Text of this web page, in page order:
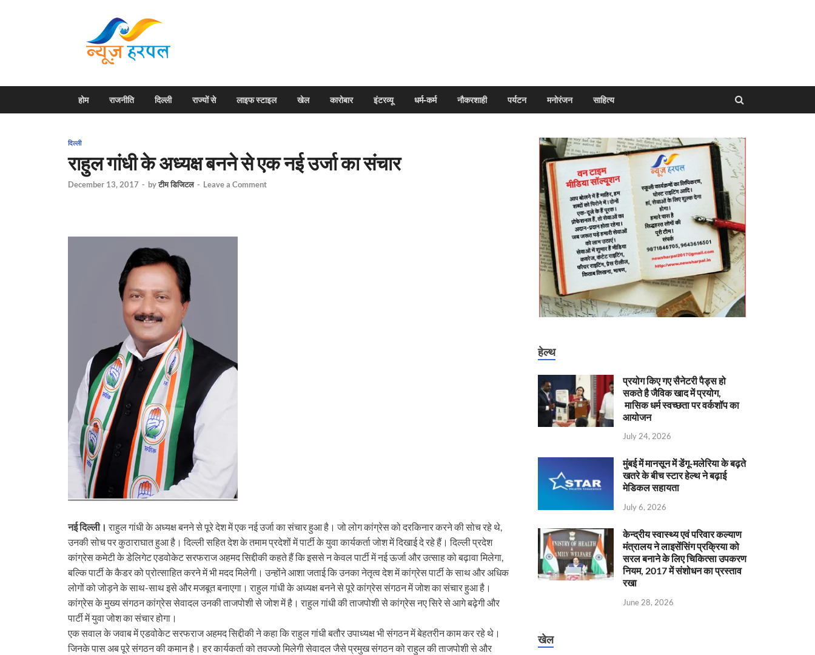
होम राजनीति दिल्ली राज्यों से लाइफ स्टाइल खेल कारोबार इंटरव्यू धर्म-कर्म नौकरशाही पर्यटन मनोरंजन साहित्य
दिल्ली
राहुल गांधी के अध्यक्ष बनने से एक नई उर्जा का संचार
December 13, 2017 - byटीम डिजिटल - Leave a Comment
नई दिल्ली। राहुल गांधी के अध्यक्ष बनने से पूरे देश में एक नई उर्जा का संचार हुआ है। जो लोग कांग्रेस को दरकिनार करने की सोच रहे थे,
उनकी सोच पर कुठाराघात हुआ है। दिल्ली सहित देश के तमाम प्रदेशों में पार्टी के युवा कार्यकर्ता जोश में दिखाई दे रहे हैं। दिल्ली प्रदेश
कांग्रेस कमेटी के डेलिगेट एडवोकेट सरफराज अहमद सिद्दीकी कहते हैं कि इससे न केवल पार्टी में नई ऊर्जा और उत्साह को बढ़ावा मिलेगा,
बल्कि पार्टी के कैडर को प्रोत्साहित करने में भी मदद मिलेगी। उन्होंने आशा जताई कि उनका नेतृत्व देश में कांग्रेस पार्टी के साथ और अधिक
लोगों को जोड़ने के साथ-साथ इसे और मजबूत बनाएगा। राहुल गांधी के अध्यक्ष बनने से पूरे कांग्रेस संगठन में जोश का संचार हुआ है।
कांग्रेस के मुख्य संगठन कांग्रेस सेवादल उनकी ताजपोशी से जोश में है। राहुल गांधी की ताजपोशी से कांग्रेस नए सिरे से आगे बढ़ेगी और
पार्टी में युवा जोश का संचार होगा।
एक सवाल के जवाब में एडवोकेट सरफराज अहमद सिद्दीकी ने कहा कि राहुल गांधी बतौर उपाध्यक्ष भी संगठन में बेहतरीन काम कर रहे थे।
जिनके पास अब पूरे संगठन की कमान है। हर कार्यकर्ता को तवज्जो मिलेगी सेवादल जैसे प्रमुख संगठन को राहुल की ताजपोशी से और
हेल्थ
प्रयोग किए गए सैनेटरी पैड्स हो
सकते है जैविक खाद में प्रयोग,
मासिक धर्म स्वच्छता पर वर्कशॉप का
आयोजन
July 24, 2026
मुंबई में मानसून में डेंगू-मलेरिया के बढ़ते
खतरे के बीच स्टार हेल्थ ने बढ़ाई
मेडिकल सहायता
July 6, 2026
केन्‍द्रीय स्वास्थ्य एवं परिवार कल्याण
मंत्रालय ने लाइसेंसिंग प्रक्रिया को
सरल बनाने के लिए चिकित्सा उपकरण
नियम, 2017 में संशोधन का प्रस्ताव
रखा
June 28, 2026
खेल